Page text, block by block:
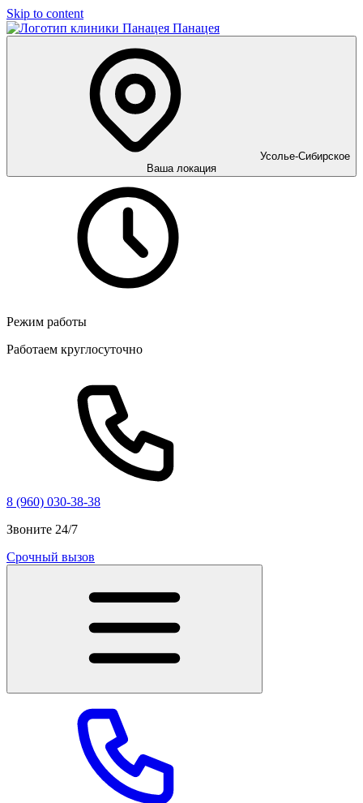
Skip to content
Панацея
Усолье-Сибирское
Ваша локация
Режим работы
Работаем круглосуточно
8 (960) 030-38-38
Звоните 24/7
Срочный вызов